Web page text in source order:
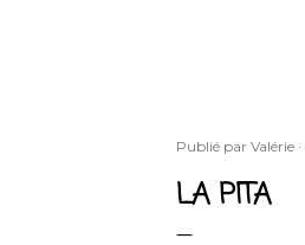
Publié par Valérie
LA PITA